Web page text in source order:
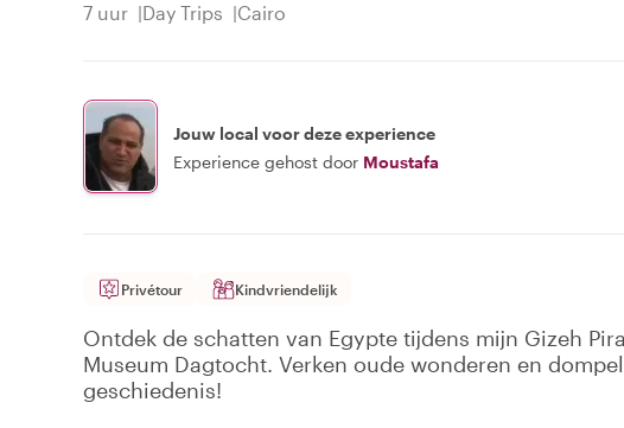
7 uur Day Trips Cairo
Jouw local voor deze experience
Experience gehost door Moustafa
Privétour Kindvriendelijk
Ontdek de schatten van Egypte tijdens mijn Gizeh
Museum Dagtocht. Verken oude wonderen en
geschiedenis!